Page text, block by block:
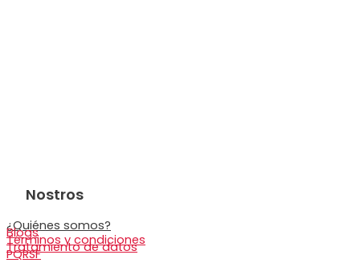
Nostros
¿Quiénes somos?
Blogs
Términos y condiciones
Tratamiento de datos
PQRSF